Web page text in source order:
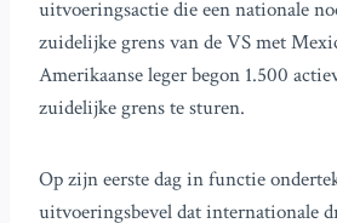
uitvoeringsactie die een nationale
zuidelijke grens van de VS met
Amerikaanse leger begon 1.500
zuidelijke grens te sturen.
Op zijn eerste dag in functie
uitvoeringsbevel dat internationale